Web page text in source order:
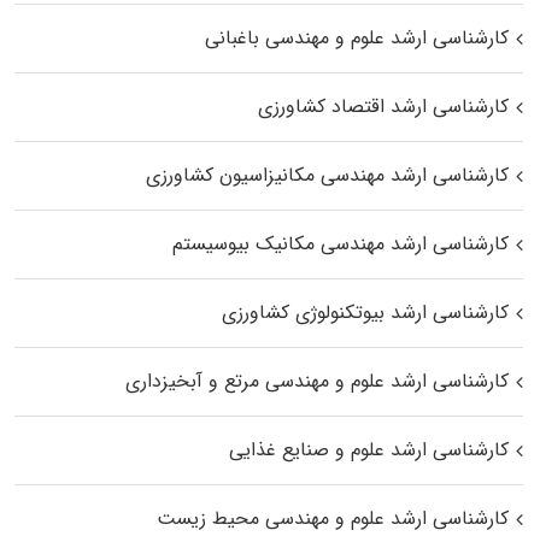
کارشناسی ارشد علوم و مهندسی باغبانی
کارشناسی ارشد اقتصاد کشاورزی
کارشناسی ارشد مهندسی مکانیزاسیون کشاورزی
کارشناسی ارشد مهندسی مکانیک بیوسیستم
کارشناسی ارشد بیوتکنولوژی کشاورزی
کارشناسی ارشد علوم و مهندسی مرتع و آبخیزداری
کارشناسی ارشد علوم و صنایع غذایی
کارشناسی ارشد علوم و مهندسی محیط زیست